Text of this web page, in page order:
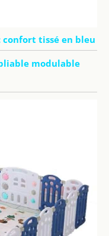
confort tissé en bleu
modulable